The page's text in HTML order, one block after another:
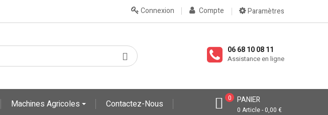
Paramètres
Compte
Connexion
06 68 10 08 11
Assistance en ligne
PANIER
0 Article - 0,00 €
0
Machines Agricoles Contactez-Nous